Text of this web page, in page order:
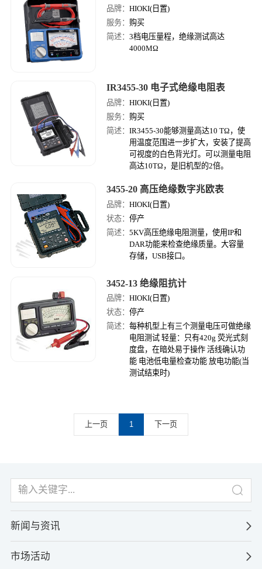
品牌：HIOKI(日置)
服务： 购买
简述：3档电压量程，绝缘测试高达
4000MΩ
IR3455-30 电子式绝缘电阻表
品牌：HIOKI(日置)
服务： 购买
简述：IR3455-30能够测量高达10 TΩ，使
用温度范围进一步扩大，安装了提高
可视度的白色背光灯。可以测量电阻
高达10TΩ，是旧机型的2倍。
3455-20 高压绝缘数字兆欧表
品牌：HIOKI(日置)
状态：停产
简述：5KV高压绝缘电阻测量，使用IP和
DAR功能来检查绝缘质量。大容量
存储，USB接口。
3452-13 绝缘阻抗计
品牌：HIOKI(日置)
状态：停产
简述：每种机型上有三个测量电压可做绝缘
电阻测试 轻量：只有420g 荧光式刻
度盘，在暗处易于操作 活线确认功
能 电池低电量检查功能 放电功能(当
测试结束时)
上一页 1 下一页
新闻与资讯
市场活动